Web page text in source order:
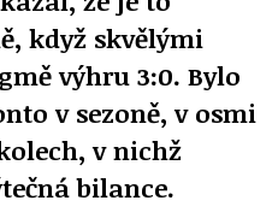
když skvělými
výhru 3:0. Bylo
v sezoně, v osmi
v nichž
bilance.